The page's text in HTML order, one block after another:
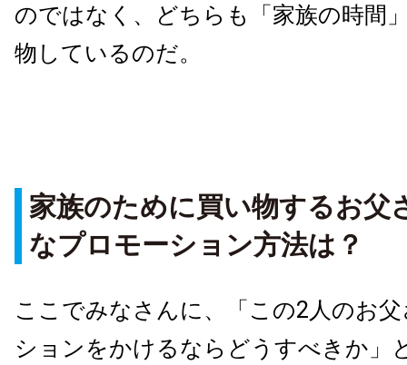
のではなく、どちらも「家族の時間
物しているのだ。
家族のために買い物するお父
なプロモーション方法は？
ここでみなさんに、「この2人のお
ションをかけるならどうすべきか」